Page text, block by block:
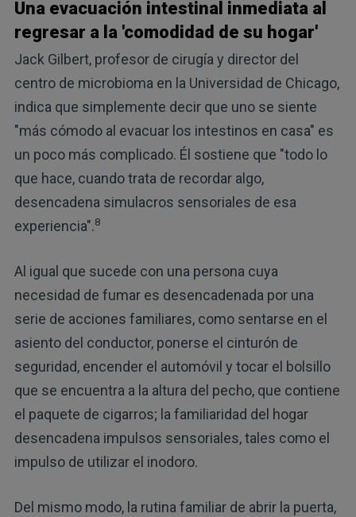
Una evacuación intestinal inmediata al
regresar a la 'comodidad de su hogar'
Jack Gilbert, profesor de cirugía y director del
centro de microbioma en la Universidad de Chicago,
indica que simplemente decir que uno se siente
"más cómodo al evacuar los intestinos en casa" es
un poco más complicado. Él sostiene que "todo lo
que hace, cuando trata de recordar algo,
desencadena simulacros sensoriales de esa
experiencia".8
Al igual que sucede con una persona cuya
necesidad de fumar es desencadenada por una
serie de acciones familiares, como sentarse en el
asiento del conductor, ponerse el cinturón de
seguridad, encender el automóvil y tocar el bolsillo
que se encuentra a la altura del pecho, que contiene
el paquete de cigarros; la familiaridad del hogar
desencadena impulsos sensoriales, tales como el
impulso de utilizar el inodoro.
Del mismo modo, la rutina familiar de abrir la puerta,